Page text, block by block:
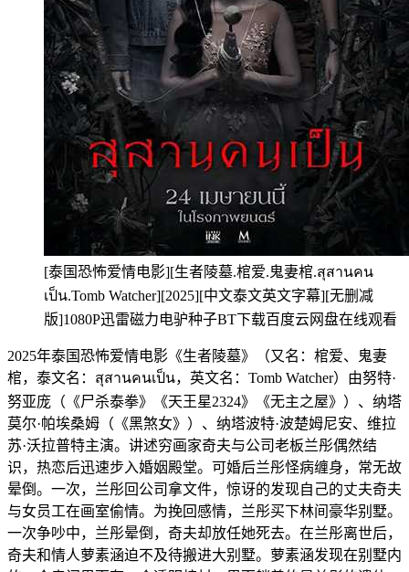
[泰国恐怖爱情电影][生者陵墓.棺爱.鬼妻棺.สุสานคน
เป็น.Tomb Watcher][2025][中文泰文英文字幕][无删减
版]1080P迅雷磁力电驴种子BT下载百度云网盘在线观看
2025年泰国恐怖爱情电影《生者陵墓》（又名：棺爱、鬼妻
棺，泰文名：สุสานคนเป็น，英文名：Tomb Watcher）由努特·
努亚庞（《尸杀泰拳》《天王星2324》《无主之屋》）、纳塔
莫尔·帕埃桑姆（《黑煞女》）、纳塔波特·波楚姆尼安、维拉
苏·沃拉普特主演。讲述穷画家奇夫与公司老板兰彤偶然结
识，热恋后迅速步入婚姻殿堂。可婚后兰彤怪病缠身，常无故
晕倒。一次，兰彤回公司拿文件，惊讶的发现自己的丈夫奇夫
与女员工在画室偷情。为挽回感情，兰彤买下林间豪华别墅。
一次争吵中，兰彤晕倒，奇夫却放任她死去。在兰彤离世后，
奇夫和情人萝素涵迫不及待搬进大别墅。萝素涵发现在别墅内